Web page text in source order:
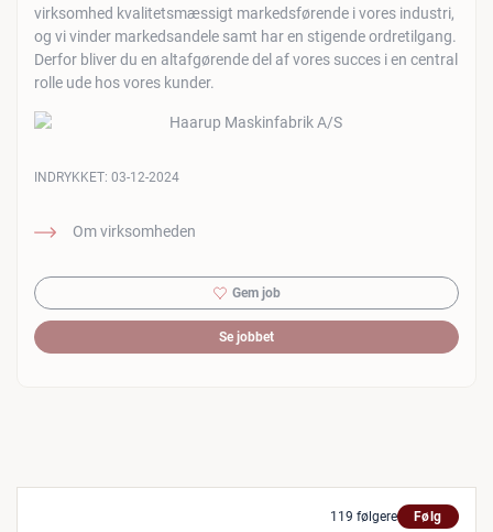
virksomhed kvalitetsmæssigt markedsførende i vores industri,
og vi vinder markedsandele samt har en stigende ordretilgang.
Derfor bliver du en altafgørende del af vores succes i en central
rolle ude hos vores kunder.
Om virksomheden
INDRYKKET: 03-12-2024
Gem job
Se jobbet
119 følgere Følg